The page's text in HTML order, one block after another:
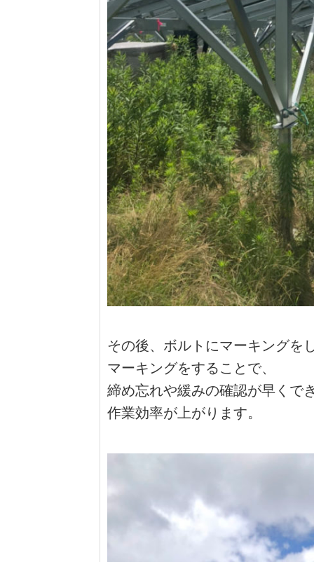
その後、ボルトにマーキングを
マーキングをすることで、
締め忘れや緩みの確認が早くで
作業効率が上がります。